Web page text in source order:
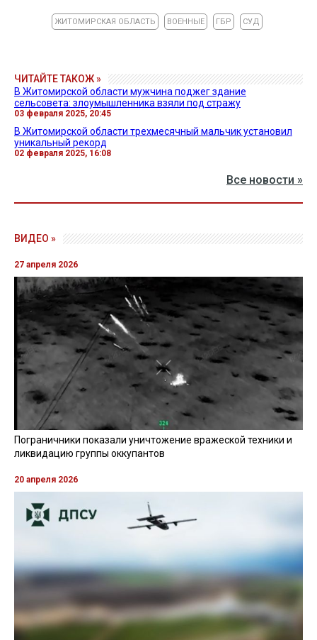
ЖИТОМИРСКАЯ ОБЛАСТЬ ВОЕННЫЕ ГБР СУД
ЧИТАЙТЕ ТАКОЖ »
В Житомирской области мужчина поджег здание
сельсовета: злоумышленника взяли под стражу
03 февраля 2025, 20:45
В Житомирской области трехмесячный мальчик установил
уникальный рекорд
02 февраля 2025, 16:08
Все новости »
04 февраля 2025, 15:25
Ракетный удар по Изюму: пострадали
более 40 человек, спасательную
операцию завершили
фото: Харьковская ОВА
Читайте також
українською мовою
Из-за ракетных обстрелов Изюма на Харьковщине
пострадали более 40 человек, пятеро
гражданских погибли. Поисково-спасательная
операция завершена
Об этом сообщил
Синегубов
RegioNews
По его словам, людей под завалами нет. В результате
обстрела повреждены 170 квартир, в которых
выбиты окна.